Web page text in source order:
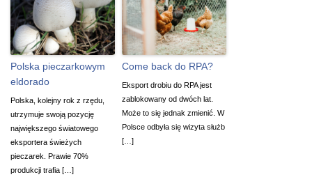
Polska pieczarkowym
eldorado
Polska, kolejny rok z rzędu,
utrzymuje swoją pozycję
największego światowego
eksportera świeżych
pieczarek. Prawie 70%
produkcji trafia […]
Come back do RPA?
Eksport drobiu do RPA jest
zablokowany od dwóch lat.
Może to się jednak zmienić. W
Polsce odbyła się wizyta służb
[…]